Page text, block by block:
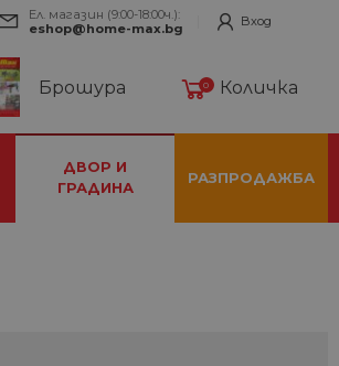
Ел. магазин (9:00-18:00ч.):
eshop@home-max.bg
Вход
Брошура 0 Количка
ДВОР И
ГРАДИНА
РАЗПРОДАЖБА